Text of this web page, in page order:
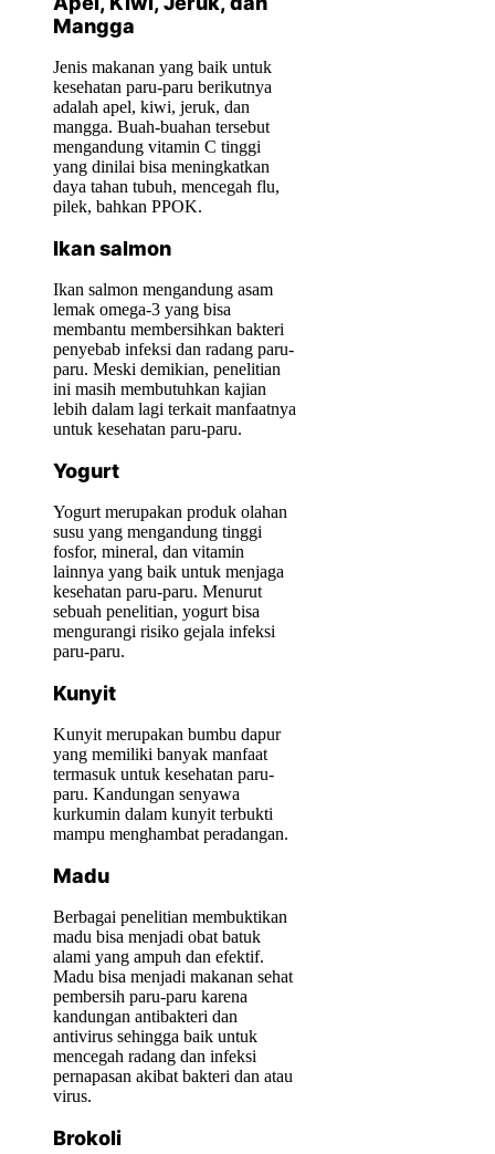
Mangga
Jenis makanan yang baik untuk
kesehatan paru-paru berikutnya
adalah apel, kiwi, jeruk, dan
mangga. Buah-buahan tersebut
mengandung vitamin C tinggi
yang dinilai bisa meningkatkan
daya tahan tubuh, mencegah flu,
pilek, bahkan PPOK.
Ikan salmon
Ikan salmon mengandung asam
lemak omega-3 yang bisa
membantu membersihkan bakteri
penyebab infeksi dan radang paru-
paru. Meski demikian, penelitian
ini masih membutuhkan kajian
lebih dalam lagi terkait manfaatnya
untuk kesehatan paru-paru.
Yogurt
Yogurt merupakan produk olahan
susu yang mengandung tinggi
fosfor, mineral, dan vitamin
lainnya yang baik untuk menjaga
kesehatan paru-paru. Menurut
sebuah penelitian, yogurt bisa
mengurangi risiko gejala infeksi
paru-paru.
Kunyit
Kunyit merupakan bumbu dapur
yang memiliki banyak manfaat
termasuk untuk kesehatan paru-
paru. Kandungan senyawa
kurkumin dalam kunyit terbukti
mampu menghambat peradangan.
Madu
Berbagai penelitian membuktikan
madu bisa menjadi obat batuk
alami yang ampuh dan efektif.
Madu bisa menjadi makanan sehat
pembersih paru-paru karena
kandungan antibakteri dan
antivirus sehingga baik untuk
mencegah radang dan infeksi
pernapasan akibat bakteri dan atau
virus.
Brokoli